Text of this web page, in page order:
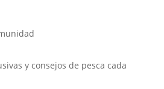
y consejos de pesca cada